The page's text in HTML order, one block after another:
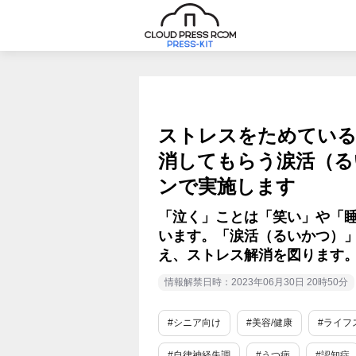
ストレスをためてい
消してもらう涙活（
ンで実施します
「泣く」ことは「笑い」や「
います。「涙活（るいかつ）
え、ストレス解消を図ります
情報解禁日時：2023年06月30日 20時50分
#シニア向け #美容/健康 #ライフ